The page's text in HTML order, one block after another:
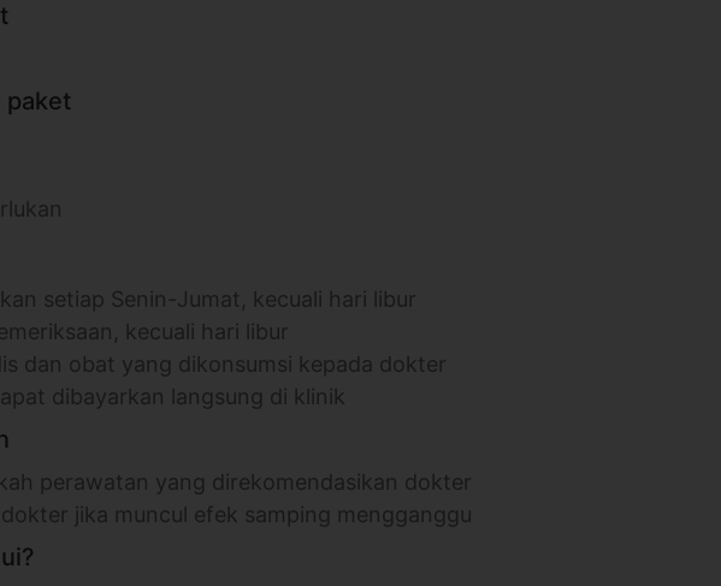
paket
setiap Senin-Jumat, kecuali hari libur
kecuali hari libur
dan obat yang dikonsumsi kepada dokter
dibayarkan langsung di klinik
perawatan yang direkomendasikan dokter
jika muncul efek samping mengganggu